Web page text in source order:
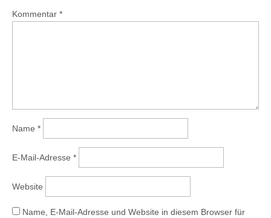
Kommentar *
Name *
E-Mail-Adresse *
Website
Name, E-Mail-Adresse und Website in diesem Browser für